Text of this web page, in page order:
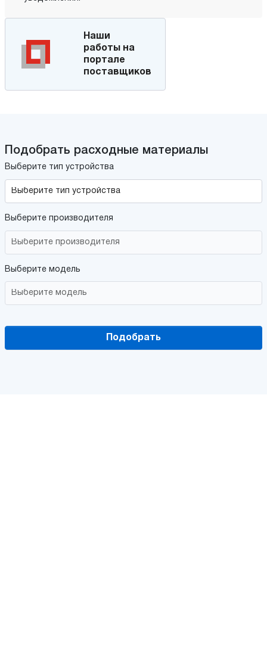
Наши
работы на
портале
поставщиков
Подобрать расходные материалы
Выберите тип устройства
Выберите производителя
Выберите модель
Подобрать